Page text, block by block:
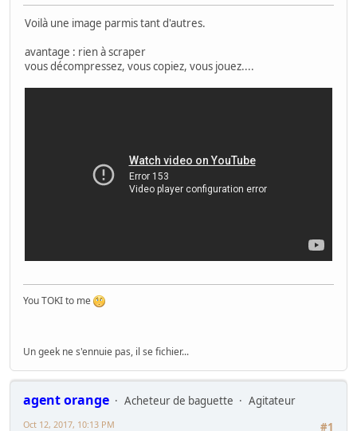
Voilà une image parmis tant d'autres.
avantage : rien à scraper
vous décompressez, vous copiez, vous jouez....
You TOKI to me
Un geek ne s'ennuie pas, il se fichier...
agent orange Acheteur de baguette
Agitateur
#1
Oct 12, 2017, 10:13 PM